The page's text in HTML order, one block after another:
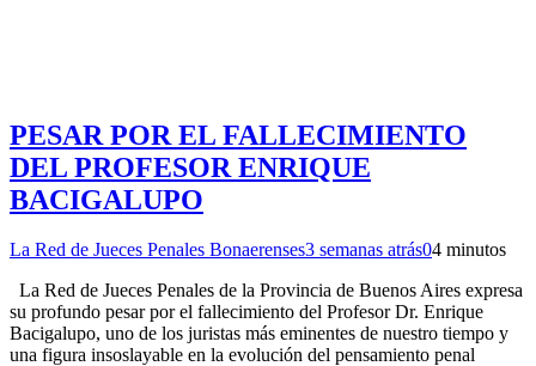
PESAR POR EL FALLECIMIENTO
DEL PROFESOR ENRIQUE
BACIGALUPO
La Red de Jueces Penales Bonaerenses3 semanas atrás04 minutos
La Red de Jueces Penales de la Provincia de Buenos Aires expresa
su profundo pesar por el fallecimiento del Profesor Dr. Enrique
Bacigalupo, uno de los juristas más eminentes de nuestro tiempo y
una figura insoslayable en la evolución del pensamiento penal